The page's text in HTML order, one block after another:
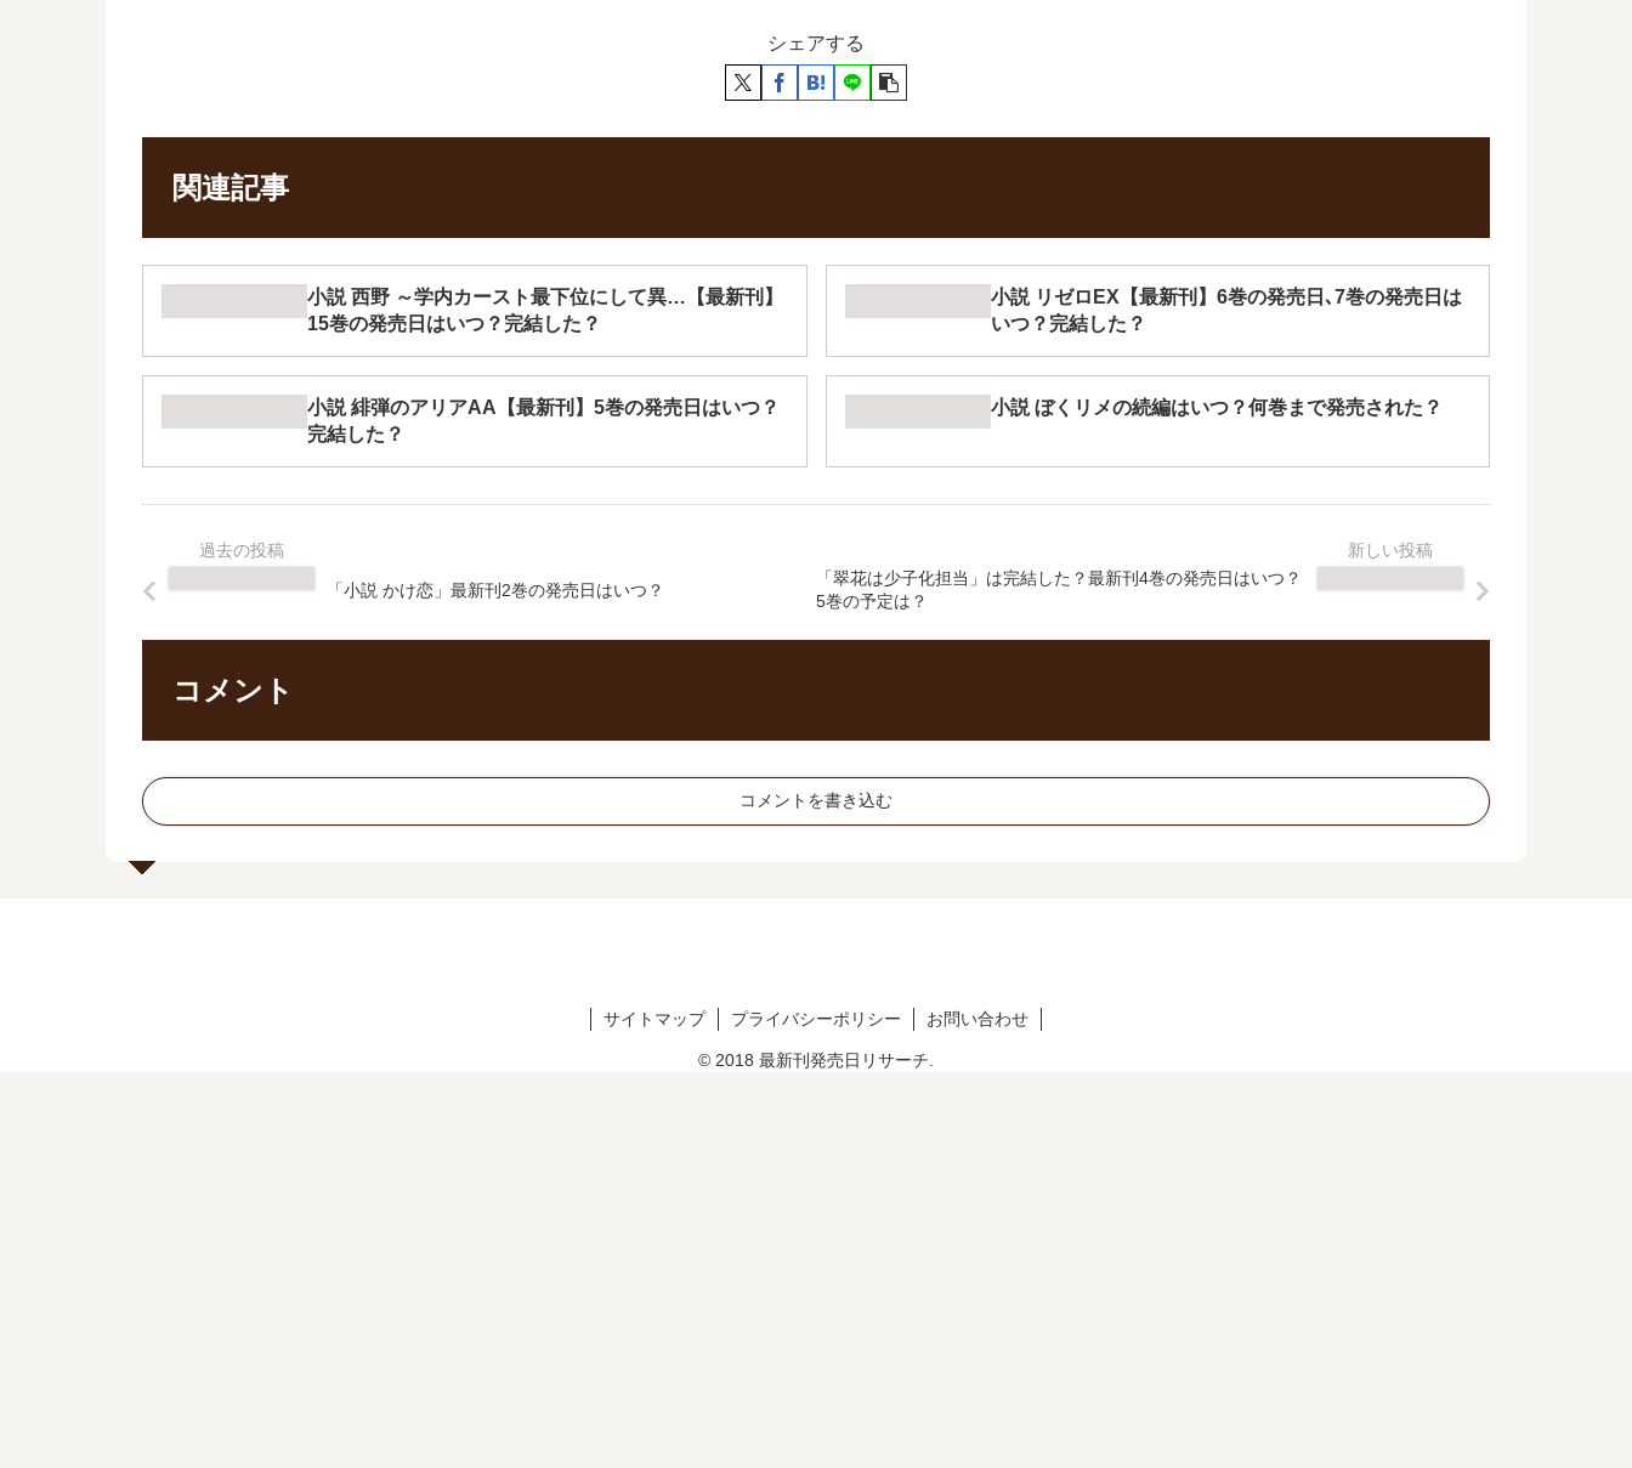
シェアする
関連記事
小説 西野 ～学内カースト最下位にして異…【最新刊】
15巻の発売日はいつ？完結した？
小説 リゼロEX【最新刊】6巻の発売日､7巻の発売日は
いつ？完結した？
小説 緋弾のアリアAA【最新刊】5巻の発売日はいつ？
完結した？
小説 ぼくリメの続編はいつ？何巻まで発売された？
「小説 かけ恋」最新刊2巻の発売日はいつ？
「翠花は少子化担当」は完結した？最新刊4巻の発売日はいつ？
5巻の予定は？
コメント
コメントを書き込む
サイトマップ プライバシーポリシー お問い合わせ
© 2018 最新刊発売日リサーチ.